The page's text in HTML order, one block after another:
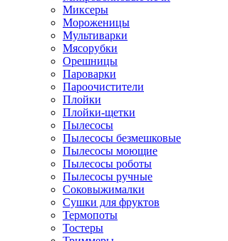
Миксеры
Мороженицы
Мультиварки
Мясорубки
Орешницы
Пароварки
Пароочистители
Плойки
Плойки-щетки
Пылесосы
Пылесосы безмешковые
Пылесосы моющие
Пылесосы роботы
Пылесосы ручные
Соковыжималки
Сушки для фруктов
Термопоты
Тостеры